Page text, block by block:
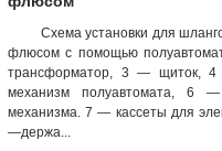
Схема установки для
флюсом с помощью
трансформатор, 3 — щиток,
механизм полуавтомата, 6
механизма. 7 — кассеты для
—держа...